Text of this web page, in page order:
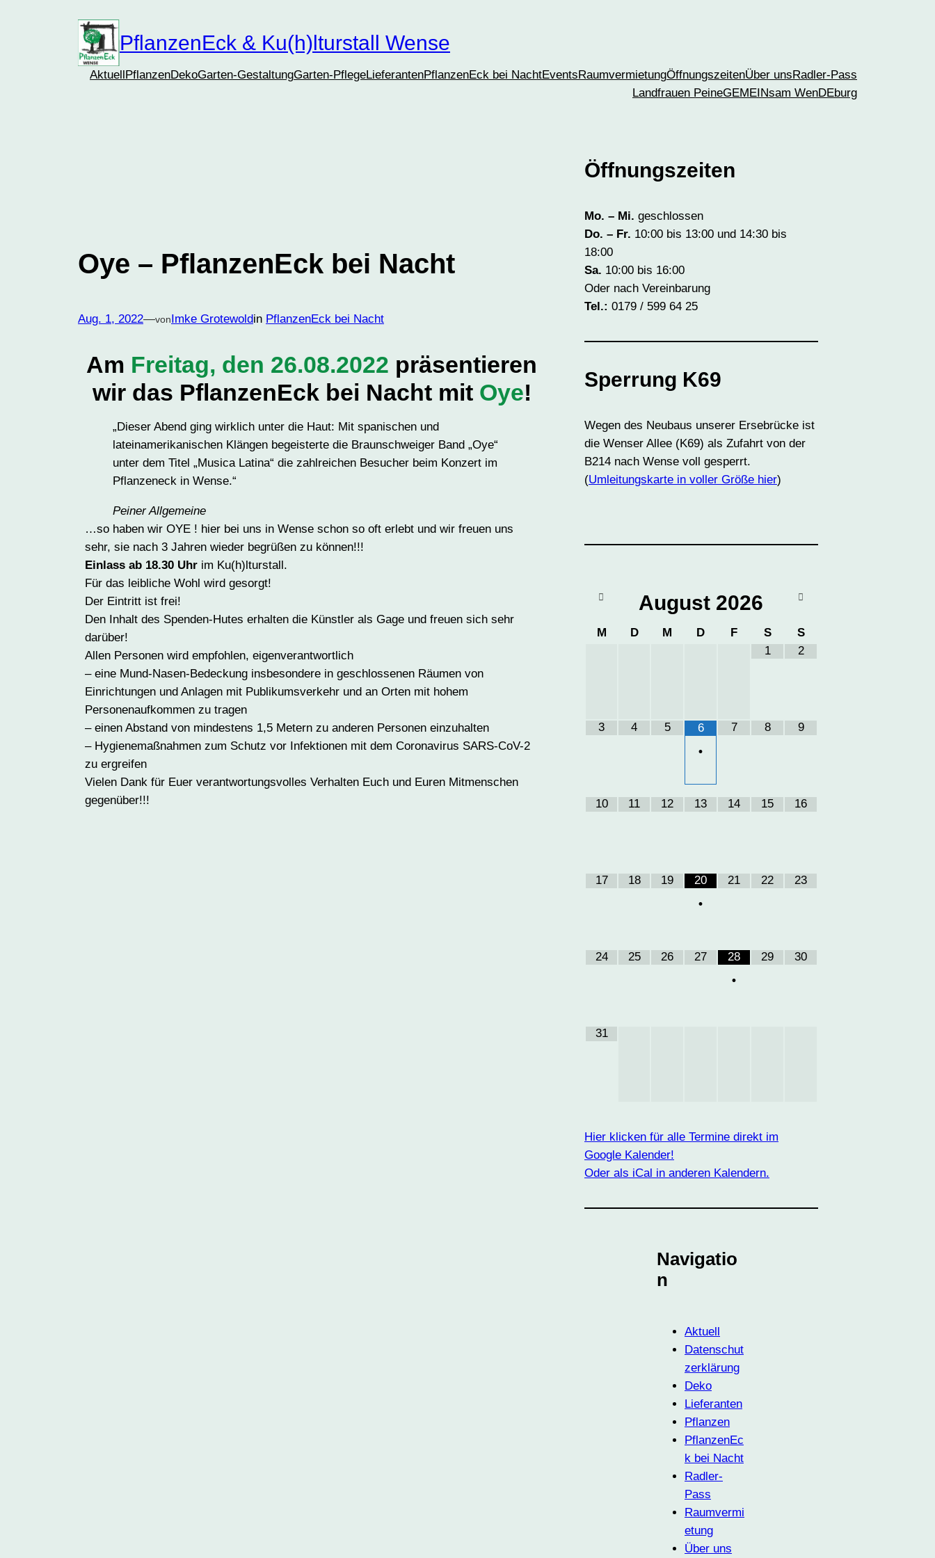
PflanzenEck & Ku(h)lturstall Wense
Aktuell PflanzenDekoGarten-GestaltungGarten-PflegeLieferantenPflanzenEck bei NachtEvents RaumvermietungÖffnungszeitenÜber uns Radler-Pass
Landfrauen PeineGEMEINsam WenDEburg
Oye – PflanzenEck bei Nacht
Aug. 1, 2022—vonImke Grotewoldin PflanzenEck bei Nacht
Am Freitag, den 26.08.2022 präsentieren
wir das PflanzenEck bei Nacht mit Oye!
„Dieser Abend ging wirklich unter die Haut: Mit spanischen und
lateinamerikanischen Klängen begeisterte die Braunschweiger Band „Oye“
unter dem Titel „Musica Latina“ die zahlreichen Besucher beim Konzert im
Pflanzeneck in Wense.“
Peiner Allgemeine
…so haben wir OYE ! hier bei uns in Wense schon so oft erlebt und wir freuen uns
sehr, sie nach 3 Jahren wieder begrüßen zu können!!!
Einlass ab 18.30 Uhr im Ku(h)lturstall.
Für das leibliche Wohl wird gesorgt!
Der Eintritt ist frei!
Den Inhalt des Spenden-Hutes erhalten die Künstler als Gage und freuen sich sehr
darüber!
Allen Personen wird empfohlen, eigenverantwortlich
– eine Mund-Nasen-Bedeckung insbesondere in geschlossenen Räumen von
Einrichtungen und Anlagen mit Publikumsverkehr und an Orten mit hohem
Personenaufkommen zu tragen
– einen Abstand von mindestens 1,5 Metern zu anderen Personen einzuhalten
– Hygienemaßnahmen zum Schutz vor Infektionen mit dem Coronavirus SARS-CoV-2
zu ergreifen
Vielen Dank für Euer verantwortungsvolles Verhalten Euch und Euren Mitmenschen
gegenüber!!!
Öffnungszeiten
Mo. – Mi. geschlossen
Do. – Fr. 10:00 bis 13:00 und 14:30 bis
18:00
Sa. 10:00 bis 16:00
Oder nach Vereinbarung
Tel.: 0179 / 599 64 25
Sperrung K69
Wegen des Neubaus unserer Ersebrücke ist
die Wenser Allee (K69) als Zufahrt von der
B214 nach Wense voll gesperrt.
(Umleitungskarte in voller Größe hier)
August 2026
M D M D F S
S
1
2
3 4 5
6
•
7 8 9
10 11 12 13 14 15 16
17 18 19
20
•
21 22 23
24 25 26 27
28
•
29 30
31
Hier klicken für alle Termine direkt im
Google Kalender!
Oder als iCal in anderen Kalendern.
Navigatio
n
Aktuell
Datenschut
zerklärung
Deko
Lieferanten
Pflanzen
PflanzenEc
k bei Nacht
Radler-
Pass
Raumvermi
etung
Über uns